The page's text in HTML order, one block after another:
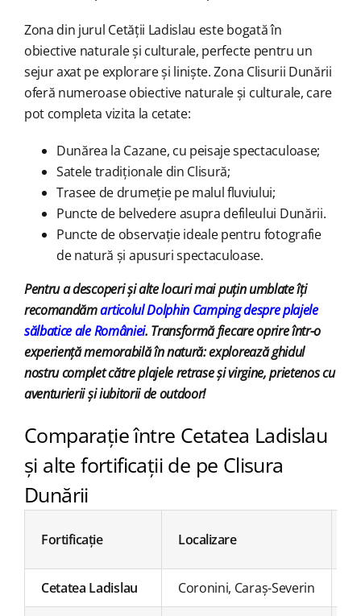
Zona din jurul Cetății Ladislau este bogată în
obiective naturale și culturale, perfecte pentru un
sejur axat pe explorare și liniște. Zona Clisurii Dunării
oferă numeroase obiective naturale și culturale, care
pot completa vizita la cetate:
Dunărea la Cazane, cu peisaje spectaculoase;
Satele tradiționale din Clisură;
Trasee de drumeție pe malul fluviului;
Puncte de belvedere asupra defileului Dunării.
Puncte de observație ideale pentru fotografie
de natură și apusuri spectaculoase.
Pentru a descoperi și alte locuri mai puțin umblate îți
recomandămarticolul Dolphin Camping despre plajele
sălbatice ale României. Transformă fiecare oprire într-o
experiență memorabilă în natură: explorează ghidul
nostru complet către plajele retrase și virgine, prietenos cu
aventurierii și iubitorii de outdoor!
Comparație între Cetatea Ladislau
și alte fortificații de pe Clisura
Dunării
Fortificație Localizare
Cetatea Ladislau Coronini, Caraș-Severin